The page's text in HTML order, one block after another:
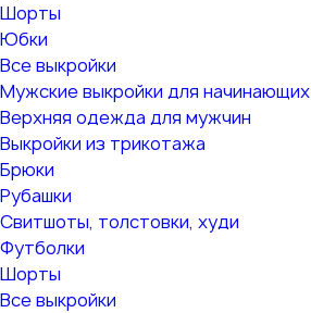
Шорты
Юбки
Все выкройки
Мужские выкройки для начинающих
Верхняя одежда для мужчин
Выкройки из трикотажа
Брюки
Рубашки
Свитшоты, толстовки, худи
Футболки
Шорты
Все выкройки